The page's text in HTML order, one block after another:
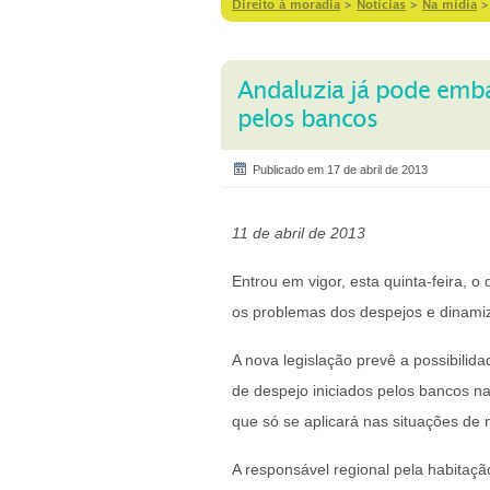
Direito à moradia > Notícias > Na mídia
Andaluzia já pode
pelos bancos
Publicado em 17 de abril de 2013
11 de abril de 2013
Entrou em vigor, esta quinta-feira, o
os problemas dos despejos e
A nova legislação prevê a
de despejo iniciados pelos bancos
que só se aplicará nas situações de
A responsável regional pela